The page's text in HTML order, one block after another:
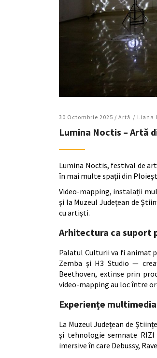
30 Octombrie 2025 / Artǎ Liana
Lumina Noctis – Artă
Lumina Noctis, festival de
în mai multe spații din
Video-mapping, instalații
și la Muzeul Județean de
cu artiști.
Arhitectura ca suport
Palatul Culturii va fi animat
Zemba și H3 Studio —
Beethoven, extinse prin
video-mapping au loc între
Experiențe
La Muzeul Județean de
și tehnologie semnate RIZI
imersive în care Debussy,